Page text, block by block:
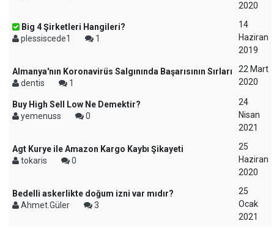
2020
Big 4 Şirketleri Hangileri?
plessiscede1
1
14
Haziran
2019
Almanya'nın Koronavirüs Salgınında Başarısının Sırları
dentis
1
22 Mart
2020
Buy High Sell Low Ne Demektir?
yemenuss
0
24
Nisan
2021
Agt Kurye ile Amazon Kargo Kaybı Şikayeti
tokaris
0
25
Haziran
2020
Bedelli askerlikte doğum izni var mıdır?
Ahmet.Güler
3
25
Ocak
2021